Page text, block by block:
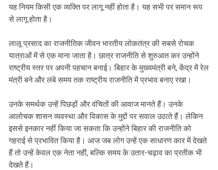
यह नियम किसी एक व्यक्ति पर लागू नहीं होता है। यह सभी पर समान रूप
से लागू होता है।
लालू प्रसाद का राजनीतिक जीवन भारतीय लोकतंत्र की सबसे रोचक
यात्राओं में से एक माना जाता है। छात्र राजनीति से शुरुआत कर उन्होंने
राष्ट्रीय स्तर पर अपनी पहचान बनाई। बिहार के मुख्यमंत्री बने, केंद्र में रेल
मंत्री बने और लंबे समय तक राष्ट्रीय राजनीति में प्रभाव बनाए रखा।
उनके समर्थक उन्हें पिछड़ों और वंचितों की आवाज मानते हैं। उनके
आलोचक शासन व्यवस्था और विकास के मुद्दों पर सवाल उठाते हैं। लेकिन
इससे इनकार नहीं किया जा सकता कि उन्होंने बिहार की राजनीति को
गहराई से प्रभावित किया है। आज जब लोग उन्हें एक साधारण कार में देखते
हैं तो उन्हें केवल एक नेता नहीं, बल्कि समय के उतार-चढ़ाव का प्रतीक भी
देखते हैं।